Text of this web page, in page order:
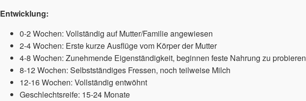
Entwicklung:
0-2 Wochen: Vollständig auf Mutter/Familie angewiesen
2-4 Wochen: Erste kurze Ausflüge vom Körper der Mutter
4-8 Wochen: Zunehmende Eigenständigkeit, beginnen feste Nahrung zu probieren
8-12 Wochen: Selbstständiges Fressen, noch teilweise Milch
12-16 Wochen: Vollständig entwöhnt
Geschlechtsreife: 15-24 Monate